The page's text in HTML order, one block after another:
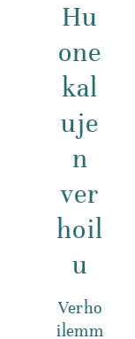
Hu
one
kal
uje
n
ver
hoil
u
Verho
ilemm